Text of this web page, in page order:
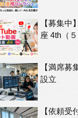
【募集中
座 4th（
【満席募
設立
【依頼受